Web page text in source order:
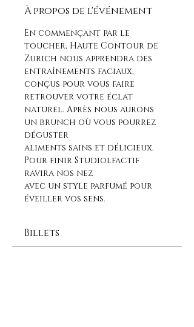
À propos de l'événement
En commençant par le
toucher, Haute Contour de
Zurich nous apprendra des
entraînements faciaux,
conçus pour vous faire
retrouver votre éclat
naturel. Après nous aurons
un brunch où vous pourrez
déguster
aliments sains et délicieux.
Pour finir Studiolfactif
ravira nos nez
avec un style parfumé pour
éveiller vos sens.
Billets